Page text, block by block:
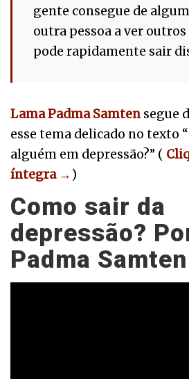
gente consegue de
outra pessoa a ver outros
pode rapidamente sair
Lama Padma Samten segue
esse tema delicado no texto
alguém em depressão?” (
íntegra → )
Como sair da
depressão?
Padma Samten